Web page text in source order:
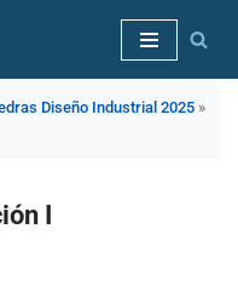
Diseño Industrial 2025 »
I